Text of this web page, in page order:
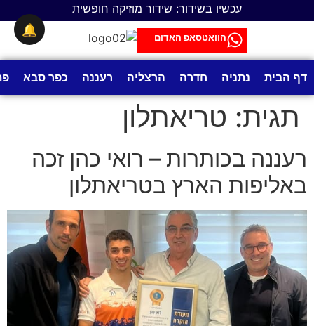
עכשיו בשידור: שידור מוזיקה חופשית
הוואטסאפ האדום
דף הבית נתניה חדרה הרצליה רעננה כפר סבא
תגית: טריאתלון
רעננה בכותרות – רואי כהן זכה
באליפות הארץ בטריאתלון
🔔